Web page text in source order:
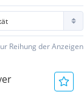
Reihung der Anzeigen